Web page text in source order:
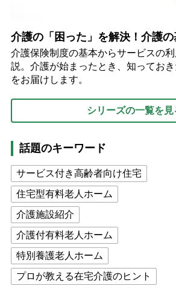
介護の「困った」を解決！介護
介護保険制度の基本からサービスの
説。介護が始まったとき、知ってお
をお届けします。
シリーズの一覧を見
話題のキーワード
サービス付き高齢者向け住宅
住宅型有料老人ホーム
介護施設紹介
介護付有料老人ホーム
特別養護老人ホーム
プロが教える在宅介護のヒント